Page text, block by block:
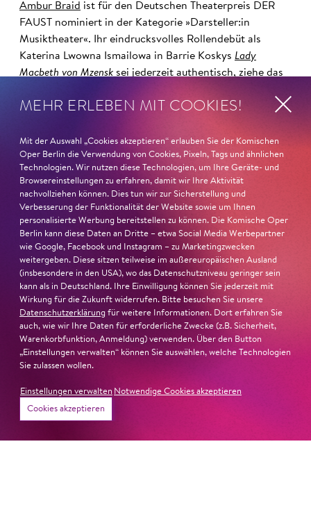
Ambur Braid ist für den Deutschen Theaterpreis DER
FAUST nominiert in der Kategorie »Darsteller:in
Musiktheater«. Ihr eindrucksvolles Rollendebüt als
Katerina Lwowna Ismailowa in Barrie Koskys Lady
Macbeth von Mzensk sei jederzeit authentisch, ziehe das
Mitleiden heraus – niemand im Saal bliebe teilnahmslos
und ihre starke Bühnenpräsenz:
»In dem überwältigenden Farbenreichtum ihres Spiels
sind Auflehnung und Verletzlichkeit ebenso nachfühlbar
wie die verzweifelte Einsamkeit ihrer Figur.« Jury-
Begründung
MEHR ERLEBEN MIT COOKIES!
Mit der Auswahl „Cookies akzeptieren“ erlauben Sie der Komischen
Oper Berlin die Verwendung von Cookies, Pixeln, Tags und ähnlichen
Technologien. Wir nutzen diese Technologien, um Ihre Geräte- und
Browsereinstellungen zu erfahren, damit wir Ihre Aktivität
nachvollziehen können. Dies tun wir zur Sicherstellung und
Verbesserung der Funktionalität der Website sowie um Ihnen
personalisierte Werbung bereitstellen zu können. Die Komische Oper
Berlin kann diese Daten an Dritte – etwa Social Media Werbepartner
wie Google, Facebook und Instagram – zu Marketingzwecken
weitergeben. Diese sitzen teilweise im außereuropäischen Ausland
(insbesondere in den USA), wo das Datenschutzniveau geringer sein
kann als in Deutschland. Ihre Einwilligung können Sie jederzeit mit
Wirkung für die Zukunft widerrufen. Bitte besuchen Sie unsere
Datenschutzerklärung für weitere Informationen. Dort erfahren Sie
auch, wie wir Ihre Daten für erforderliche Zwecke (z.B. Sicherheit,
Warenkorbfunktion, Anmeldung) verwenden. Über den Button
„Einstellungen verwalten“ können Sie auswählen, welche Technologien
Sie zulassen wollen.
Einstellungen verwalten Notwendige Cookies akzeptieren
Cookies akzeptieren